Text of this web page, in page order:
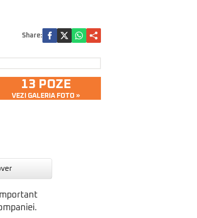
Share:
13 POZE
VEZI GALERIA FOTO »